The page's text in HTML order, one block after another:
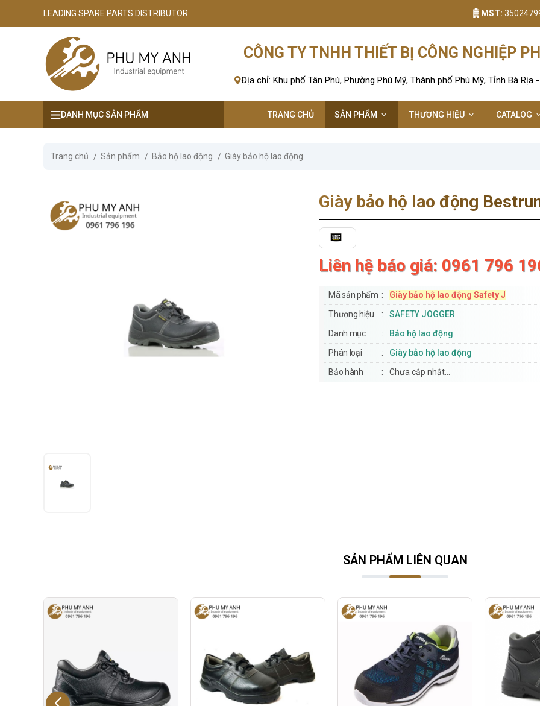
LEADING SPARE PARTS DISTRIBUTOR MST:
CÔNG TY TNHH THIẾT BỊ CÔNG NGHIỆP
Địa chỉ: Khu phố Tân Phú, Phường Phú Mỹ, Thành phố Phú Mỹ, Tỉnh Bà Rịa
DANH MỤC SẢN PHẨM TRANG CHỦ SẢN PHẨM THƯƠNG HIỆU CATALOG
Trang chủ Sản phẩm Bảo hộ lao động Giày bảo hộ lao động
Giày bảo hộ lao động
Liên hệ báo giá: 0961 796
Mã sản phẩm
Giày bảo hộ lao động Safety J
Thương hiệu
SAFETY JOGGER
Danh mục
Bảo hộ lao động
Phân loại
Giày bảo hộ lao động
Bảo hành
Chưa cập nhật...
SẢN PHẨM LIÊN QUAN